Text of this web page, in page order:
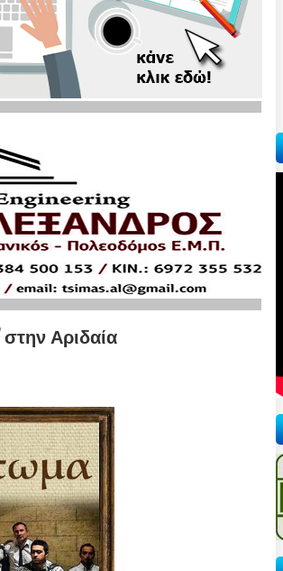
Αριδαία